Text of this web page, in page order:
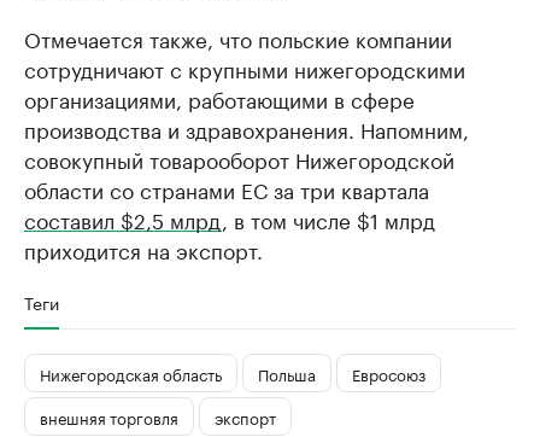
Отмечается также, что польские компании
сотрудничают с крупными нижегородскими
организациями, работающими в сфере
производства и здравохранения. Напомним,
совокупный товарооборот Нижегородской
области со странами ЕС за три квартала
составил $2,5 млрд , в том числе $1 млрд
приходится на экспорт.
Теги
Нижегородская область Польша
Евросоюз
внешняя торговля
экспорт